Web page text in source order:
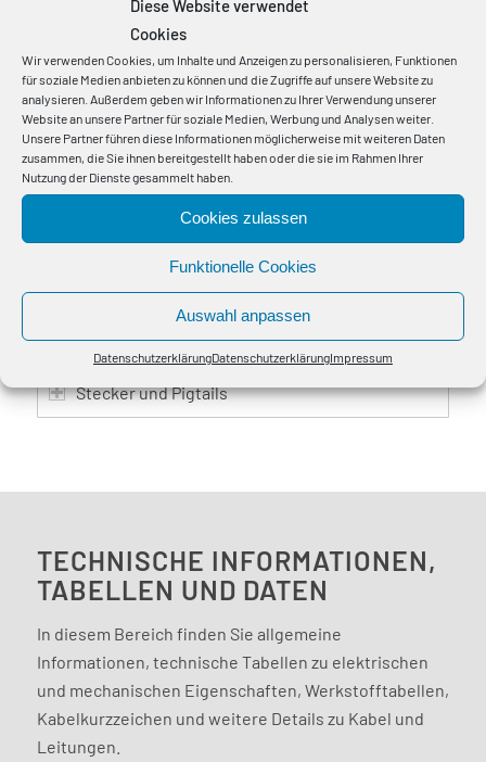
Diese Website verwendet
Cookies
Wir verwenden Cookies, um Inhalte und Anzeigen zu personalisieren, Funktionen
für soziale Medien anbieten zu können und die Zugriffe auf unsere Website zu
analysieren. Außerdem geben wir Informationen zu Ihrer Verwendung unserer
Website an unsere Partner für soziale Medien, Werbung und Analysen weiter.
Unsere Partner führen diese Informationen möglicherweise mit weiteren Daten
zusammen, die Sie ihnen bereitgestellt haben oder die sie im Rahmen Ihrer
Nutzung der Dienste gesammelt haben.
Cookies zulassen
Funktionelle Cookies
Auswahl anpassen
DatenschutzerklärungDatenschutzerklärungImpressum
LWL-Kabel nach Spezifikation der
Deutsche Bahn AG
LWL-Kabel nach Spezifikation Deutsche
Bahn AG >>
Breakout- und Patchkabel
Stecker und Pigtails
TECHNISCHE INFORMATIONEN,
TABELLEN UND DATEN
In diesem Bereich finden Sie allgemeine
Informationen, technische Tabellen zu elektrischen
und mechanischen Eigenschaften, Werkstofftabellen,
Kabelkurzzeichen und weitere Details zu Kabel und
Leitungen.